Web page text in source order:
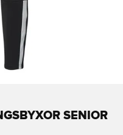
SENIOR